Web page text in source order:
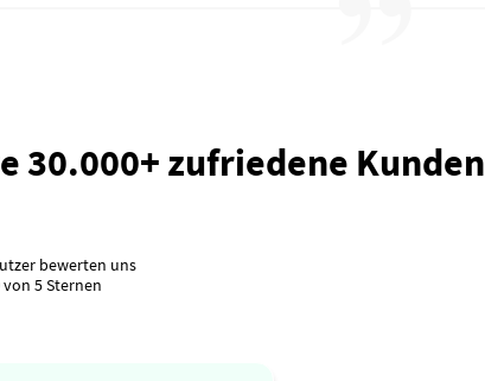
30.000+ zufriedene Kunden
bewerten uns
von 5 Sternen